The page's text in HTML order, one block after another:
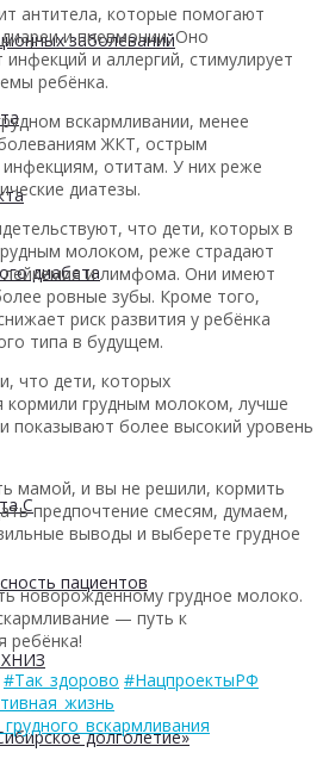
заболеваний
диабета
С
пациентов
долголетие»
антитела, которые помогают
и пневмонии. Оно
и аллергий, стимулирует
ребёнка.
вскармливании, менее
ЖКТ, острым
отитам. У них реже
диатезы.
что дети, которых в
молоком, реже страдают
лейкемия и лимфома. Они имеют
ровные зубы. Кроме того,
риск развития у ребёнка
типа в будущем.
что дети, которых
грудным молоком, лучше
показывают более высокий уровень
мамой, и вы не решили, кормить
предпочтение смесям, думаем,
выводы и выберете грудное
новорождённому грудное молоко.
— путь к
ребёнка!
#Так_здорово #НацпроектыРФ